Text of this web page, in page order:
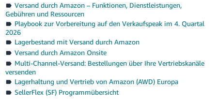
Versand durch Amazon – Funktionen, Dienstleistungen,
Gebühren und Ressourcen
Playbook zur Vorbereitung auf den Verkaufspeak im 4. Quartal
2026
Lagerbestand mit Versand durch Amazon
Versand durch Amazon Onsite
Multi-Channel-Versand: Bestellungen über Ihre Vertriebskanäle
versenden
Lagerhaltung und Vertrieb von Amazon (AWD) Europa
SellerFlex (SF) Programmübersicht